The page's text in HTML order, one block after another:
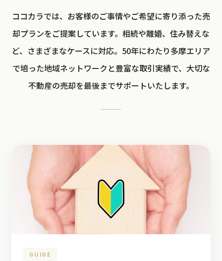
ココカラでは、お客様のご事情やご希望に寄り添った売
却プランをご提案しています。相続や離婚、住み替えな
ど、さまざまなケースに対応。50年にわたり多摩エリア
で培った地域ネットワークと豊富な取引実績で、大切な
不動産の売却を最後までサポートいたします。
GUIDE